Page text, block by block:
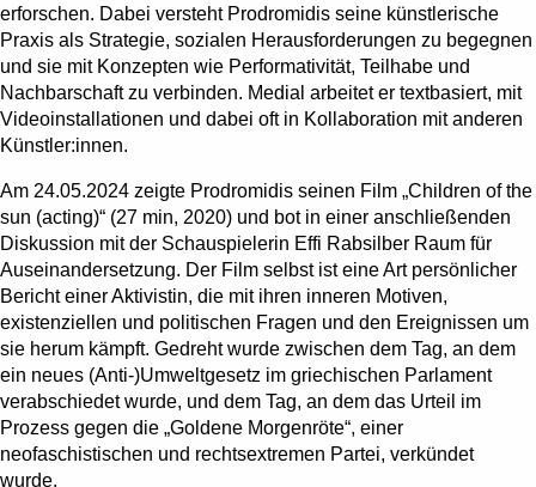
erforschen. Dabei versteht Prodromidis seine künstlerische
Praxis als Strategie, sozialen Herausforderungen zu begegnen
und sie mit Konzepten wie Performativität, Teilhabe und
Nachbarschaft zu verbinden. Medial arbeitet er textbasiert, mit
Videoinstallationen und dabei oft in Kollaboration mit anderen
Künstler:innen.
Am 24.05.2024 zeigte Prodromidis seinen Film „Children of the
sun (acting)“ (27 min, 2020) und bot in einer anschließenden
Diskussion mit der Schauspielerin Effi Rabsilber Raum für
Auseinandersetzung. Der Film selbst ist eine Art persönlicher
Bericht einer Aktivistin, die mit ihren inneren Motiven,
existenziellen und politischen Fragen und den Ereignissen um
sie herum kämpft. Gedreht wurde zwischen dem Tag, an dem
ein neues (Anti-)Umweltgesetz im griechischen Parlament
verabschiedet wurde, und dem Tag, an dem das Urteil im
Prozess gegen die „Goldene Morgenröte“, einer
neofaschistischen und rechtsextremen Partei, verkündet
wurde.